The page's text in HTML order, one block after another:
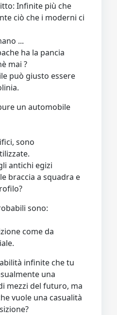
Infinite più che
ciò che i moderni ci
...
ha la pancia
mai ?
può giusto essere
un automobile
sono
antichi egizi
braccia a squadra e
sono:
come da
infinite che tu
una
mezzi del futuro, ma
vuole una casualità